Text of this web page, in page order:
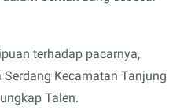
terhadap pacarnya,
Kecamatan Tanjung
Talen.